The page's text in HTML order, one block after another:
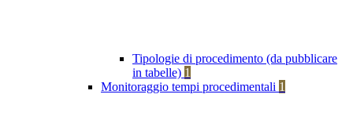
Tipologie di procedimento (da pubblicare
in tabelle) 1
Monitoraggio tempi procedimentali 1